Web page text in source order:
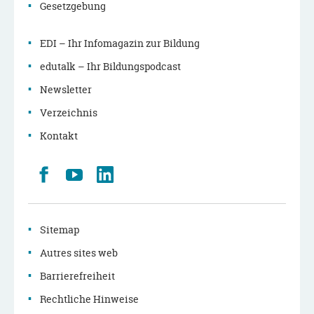
Gesetzgebung
EDI – Ihr Infomagazin zur Bildung
edutalk – Ihr Bildungspodcast
Newsletter
Verzeichnis
Kontakt
Retrouvez
nous
Youtube
Sitemap
Autres sites web
Barrierefreiheit
Rechtliche Hinweise